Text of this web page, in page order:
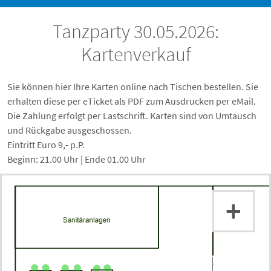
Tanzparty 30.05.2026:
Kartenverkauf
Sie können hier Ihre Karten online nach Tischen bestellen. Sie
erhalten diese per eTicket als PDF zum Ausdrucken per eMail.
Die Zahlung erfolgt per Lastschrift. Karten sind von Umtausch
und Rückgabe ausgeschossen.
Eintritt Euro 9,- p.P.
Beginn: 21.00 Uhr | Ende 01.00 Uhr
+